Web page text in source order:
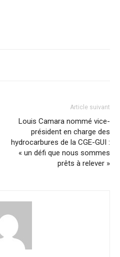
Article suivant
Louis Camara nommé vice-
président en charge des
hydrocarbures de la CGE-GUI :
« un défi que nous sommes
prêts à relever »